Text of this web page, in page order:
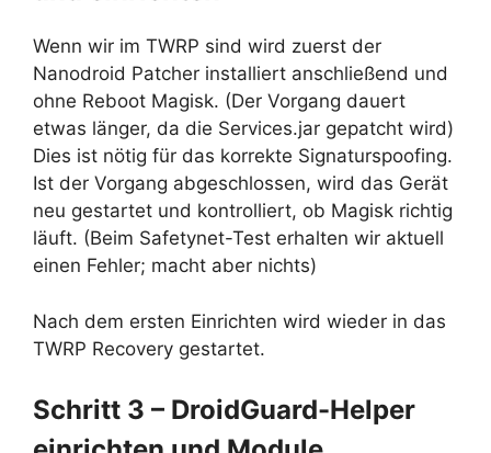
Wenn wir im TWRP sind wird zuerst der
Nanodroid Patcher installiert anschließend und
ohne Reboot Magisk. (Der Vorgang dauert
etwas länger, da die Services.jar gepatcht wird)
Dies ist nötig für das korrekte Signaturspoofing.
Ist der Vorgang abgeschlossen, wird das Gerät
neu gestartet und kontrolliert, ob Magisk richtig
läuft. (Beim Safetynet-Test erhalten wir aktuell
einen Fehler; macht aber nichts)
Nach dem ersten Einrichten wird wieder in das
TWRP Recovery gestartet.
Schritt 3 – DroidGuard-Helper